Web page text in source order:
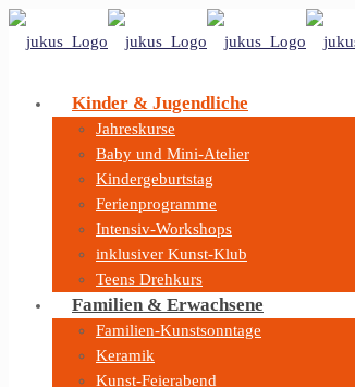
Kinder & Jugendliche
Jahreskurse
Baby und Mini-Atelier
Kindergeburtstag
Ferienprogramme
Intensiv-Workshops
inklusiver Kunst-Klub
Teens Drehkurs
Familien & Erwachsene
Familien-Kunstsonntage
Keramik
Kunst-Feierabend